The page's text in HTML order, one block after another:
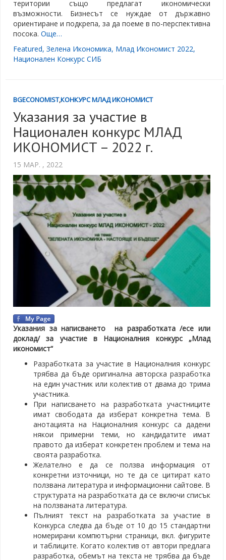
територии също предлагат икономически
възможности. Бизнесът се нуждае от държавно
ориентиране и подкрепа, за да поеме в по-перспективна
посока. Още…
Featured, Зелена Икономика, Млад Икономист 2022,
Национален Конкурс СИБ
BGECONOMIST,КОНКУРС МЛАД ИКОНОМИСТ
Указания за участие в
Национален конкурс МЛАД
ИКОНОМИСТ – 2022 г.
15 МАР. , 2022
Указания за написването на разработката /есе или
доклад/ за участие в Националния конкурс „Млад
икономист“
Разработката за участие в Националния конкурс
трябва да бъде оригинална авторска разработка
на един участник или колектив от двама до трима
участника.
При написването на разработката участниците
имат свободата да изберат конкретна тема. В
анотацията на Националния конкурс са дадени
някои примерни теми, но кандидатите имат
правото да изберат конкретен проблем и тема на
своята разработка.
Желателно е да се ползва информация от
конкретни източници, но те да се цитират като
ползвана литература и информационни сайтове. В
структурата на разработката да се включи списък
на ползваната литература.
Пълният текст на разработката за участие в
Конкурса следва да бъде от 10 до 15 стандартни
номерирани компютърни страници, вкл. фигурите
и таблиците. Когато колектив от автори предлага
разработка, обемът на текста не трябва да бъде